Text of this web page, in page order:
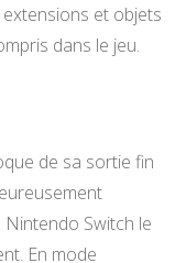
et objets
dans le jeu.
de sa sortie fin
Switch le
En mode